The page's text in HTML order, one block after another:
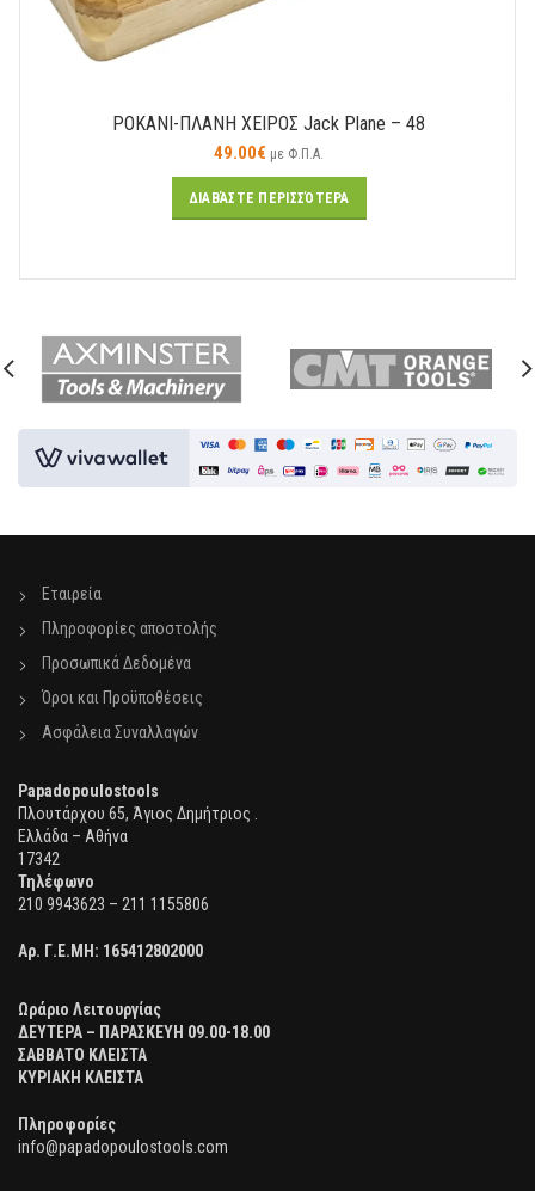
ΡΟΚΑΝΙ-ΠΛΑΝΗ ΧΕΙΡΟΣ Jack Plane – 48
49.00€ με Φ.Π.Α.
ΔΙΑΒΆΣΤΕ ΠΕΡΙΣΣΌΤΕΡΑ
Εταιρεία
Πληροφορίες αποστολής
Προσωπικά Δεδομένα
Όροι και Προϋποθέσεις
Ασφάλεια Συναλλαγών
Papadopoulostools
Πλουτάρχου 65, Άγιος Δημήτριος .
Ελλάδα – Αθήνα
17342
Τηλέφωνο
210 9943623 – 211 1155806
Αρ. Γ.Ε.ΜΗ: 165412802000
Ωράριο Λειτουργίας
ΔΕΥΤΕΡΑ – ΠΑΡΑΣΚΕΥΗ 09.00-18.00
ΣΑΒΒΑΤΟ ΚΛΕΙΣΤΑ
ΚΥΡΙΑΚΗ ΚΛΕΙΣΤΑ
Πληροφορίες
info@papadopoulostools.com